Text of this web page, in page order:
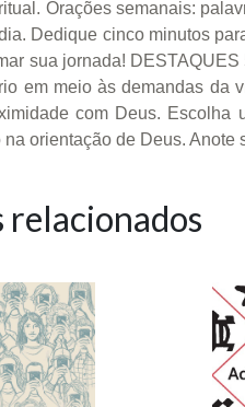
Orações semanais:
Dedique cinco minutos
sua jornada!
em meio às demandas da
com Deus.
orientação de Deus.
relacionados